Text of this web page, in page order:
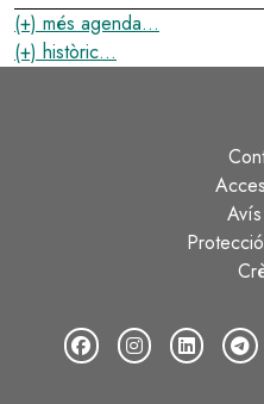
(+) més agenda...
(+) històric...